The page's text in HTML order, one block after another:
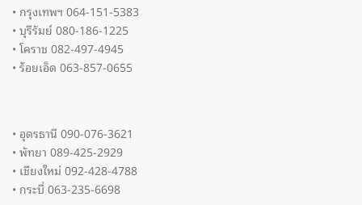
• กรุงเทพฯ 064-151-5383
• บุรีรัมย์ 080-186-1225
• โคราช 082-497-4945
• ร้อยเอ็ด 063-857-0655
• อุดรธานี 090-076-3621
• พัทยา 089-425-2929
• เชียงใหม่ 092-428-4788
• กระบี่ 063-235-6698